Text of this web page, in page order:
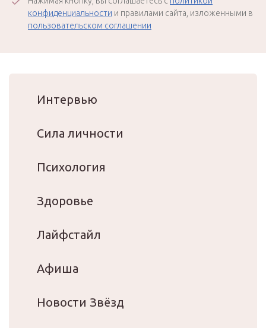
конфиденциальности и правилами сайта, изложенными в
пользовательском соглашении
Интервью
Сила личности
Психология
Здоровье
Лайфстайл
Афиша
Новости Звёзд